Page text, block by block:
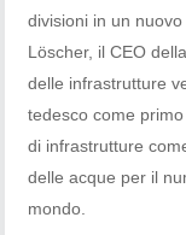
divisioni in un
Löscher, il CEO
delle infrastrutture
tedesco come
di infrastrutture
delle acque per il
mondo.